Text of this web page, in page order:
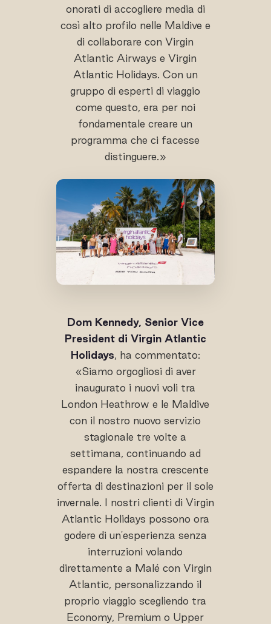
onorati di accogliere media di
così alto profilo nelle Maldive e
di collaborare con Virgin
Atlantic Airways e Virgin
Atlantic Holidays. Con un
gruppo di esperti di viaggio
come questo, era per noi
fondamentale creare un
programma che ci facesse
distinguere.»
Dom Kennedy, Senior Vice
President di Virgin Atlantic
Holidays, ha commentato:
«Siamo orgogliosi di aver
inaugurato i nuovi voli tra
London Heathrow e le Maldive
con il nostro nuovo servizio
stagionale tre volte a
settimana, continuando ad
espandere la nostra crescente
offerta di destinazioni per il sole
invernale. I nostri clienti di Virgin
Atlantic Holidays possono ora
godere di un'esperienza senza
interruzioni volando
direttamente a Malé con Virgin
Atlantic, personalizzando il
proprio viaggio scegliendo tra
Economy, Premium o Upper